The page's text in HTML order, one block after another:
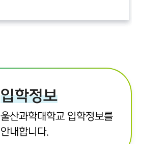
입학정보
울산과학대학교 입학정보를
안내합니다.